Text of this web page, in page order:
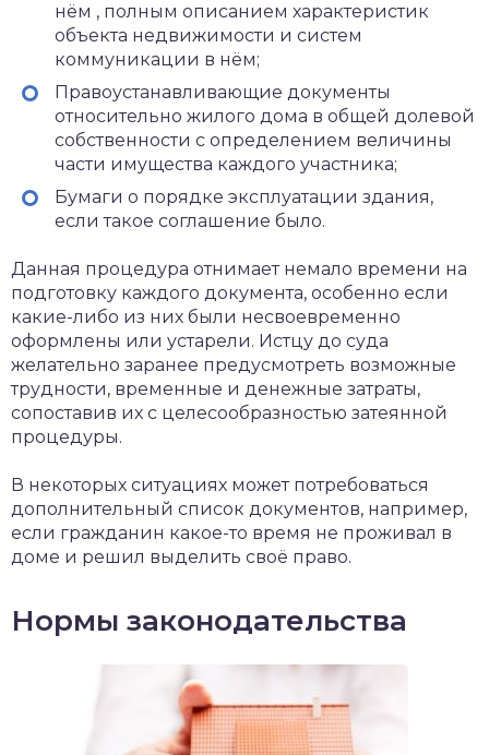
нём , полным описанием характеристик
объекта недвижимости и систем
коммуникации в нём;
Правоустанавливающие документы
относительно жилого дома в общей долевой
собственности с определением величины
части имущества каждого участника;
Бумаги о порядке эксплуатации здания,
если такое соглашение было.
Данная процедура отнимает немало времени на
подготовку каждого документа, особенно если
какие-либо из них были несвоевременно
оформлены или устарели. Истцу до суда
желательно заранее предусмотреть возможные
трудности, временные и денежные затраты,
сопоставив их с целесообразностью затеянной
процедуры.
В некоторых ситуациях может потребоваться
дополнительный список документов, например,
если гражданин какое-то время не проживал в
доме и решил выделить своё право.
Нормы законодательства